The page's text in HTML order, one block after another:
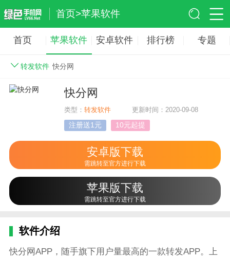
首页>苹果软件
首页 苹果软件 安卓软件 排行榜 专题
转发软件 快分网
快分网
类型：转发软件 更新时间：2020-09-08
注册送1元 10元起提
安卓版下载
需跳转至官方进行下载
苹果版下载
需跳转至官方进行下载
软件介绍
快分网APP，随手旗下用户量最高的一款转发APP。上